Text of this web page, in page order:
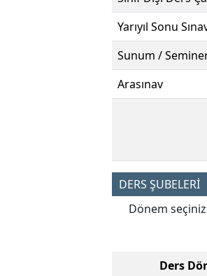
Yarıyıl Sonu
Sunum /
Arasınav
DERS ŞUBELERİ
Dönem
Ders